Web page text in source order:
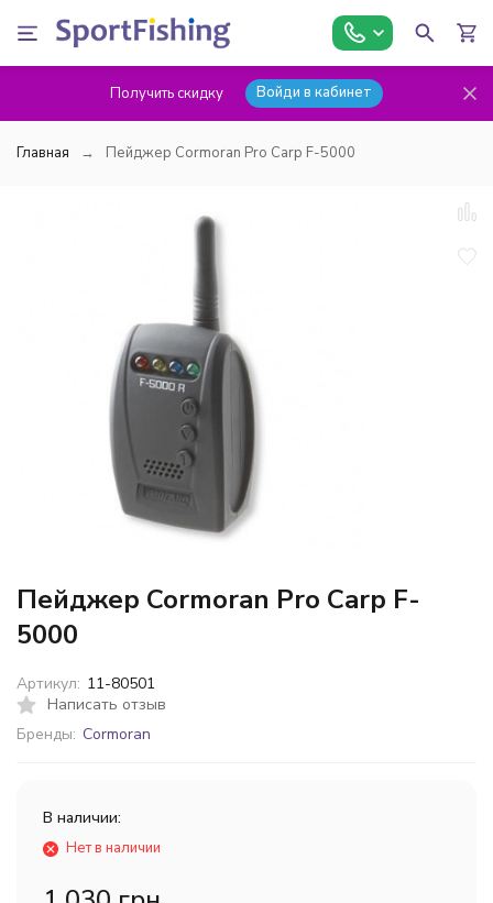
Получить скидку Войди в кабинет
Главная Пейджер Cormoran Pro Carp F-5000
Пейджер Cormoran Pro Carp F-
5000
Написать отзыв
Бренды: Cormoran
Артикул: 11-80501
В наличии:
Нет в наличии